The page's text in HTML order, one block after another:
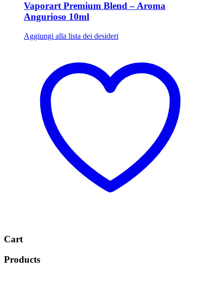
Vaporart Premium Blend – Aroma
Angurioso 10ml
Aggiungi alla lista dei desideri
Cart
Products